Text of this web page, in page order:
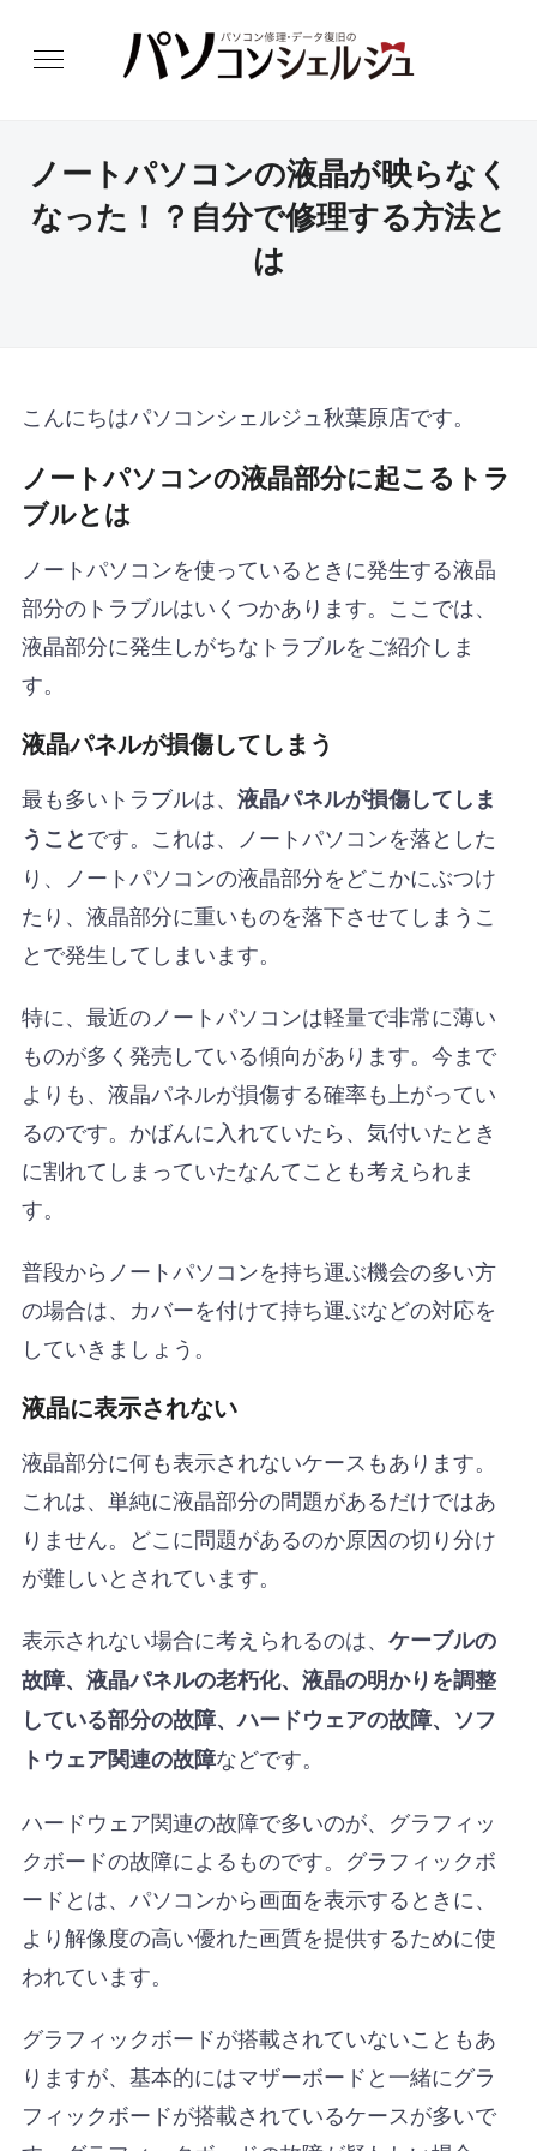
ノートパソコンの液晶が映らなく
なった！？自分で修理する方法と
は
こんにちはパソコンシェルジュ秋葉原店です。
ノートパソコンの液晶部分に起こるトラ
ブルとは
ノートパソコンを使っているときに発生する液晶
部分のトラブルはいくつかあります。ここでは、
液晶部分に発生しがちなトラブルをご紹介しま
す。
液晶パネルが損傷してしまう
最も多いトラブルは、 液晶パネルが損傷してしま
うことです。これは、ノートパソコンを落とした
り、ノートパソコンの液晶部分をどこかにぶつけ
たり、液晶部分に重いものを落下させてしまうこ
とで発生してしまいます。
特に、最近のノートパソコンは軽量で非常に薄い
ものが多く発売している傾向があります。今まで
よりも、液晶パネルが損傷する確率も上がってい
るのです。かばんに入れていたら、気付いたとき
に割れてしまっていたなんてことも考えられま
す。
普段からノートパソコンを持ち運ぶ機会の多い方
の場合は、カバーを付けて持ち運ぶなどの対応を
していきましょう。
液晶に表示されない
液晶部分に何も表示されないケースもあります。
これは、単純に液晶部分の問題があるだけではあ
りません。どこに問題があるのか原因の切り分け
が難しいとされています。
表示されない場合に考えられるのは、 ケーブルの
故障、液晶パネルの老朽化、液晶の明かりを調整
している部分の故障、ハードウェアの故障、ソフ
トウェア関連の故障などです。
ハードウェア関連の故障で多いのが、グラフィッ
クボードの故障によるものです。グラフィックボ
ードとは、パソコンから画面を表示するときに、
より解像度の高い優れた画質を提供するために使
われています。
グラフィックボードが搭載されていないこともあ
りますが、基本的にはマザーボードと一緒にグラ
フィックボードが搭載されているケースが多いで